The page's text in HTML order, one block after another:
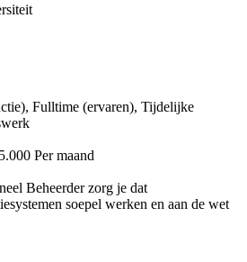
Fulltime (ervaren), Tijdelijke
Per maand
Beheerder zorg je dat
soepel werken en aan de wet